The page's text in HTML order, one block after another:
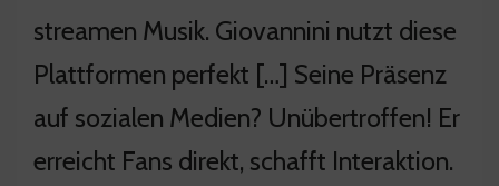
streamen Musik. Giovannini nutzt diese
Plattformen perfekt […] Seine Präsenz
auf sozialen Medien? Unübertroffen! Er
erreicht Fans direkt, schafft Interaktion.